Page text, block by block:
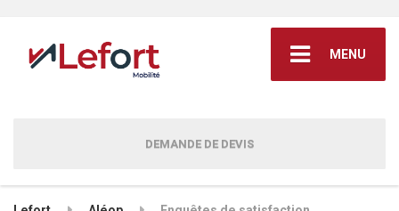
MENU
DEMANDE DE DEVIS